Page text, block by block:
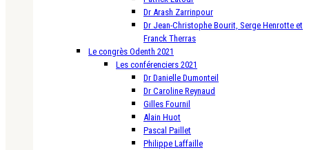
Dr Arash Zarrinpour
Dr Jean-Christophe Bourit, Serge Henrotte et
Franck Therras
Le congrès Odenth 2021
Les conférenciers 2021
Dr Danielle Dumonteil
Dr Caroline Reynaud
Gilles Fournil
Alain Huot
Pascal Paillet
Philippe Laffaille